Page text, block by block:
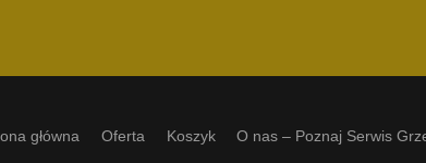
główna Oferta Koszyk O nas – Poznaj Serwis